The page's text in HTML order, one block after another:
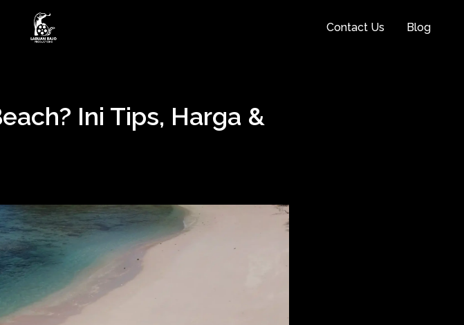
Contact Us Blog
Ini Tips, Harga &